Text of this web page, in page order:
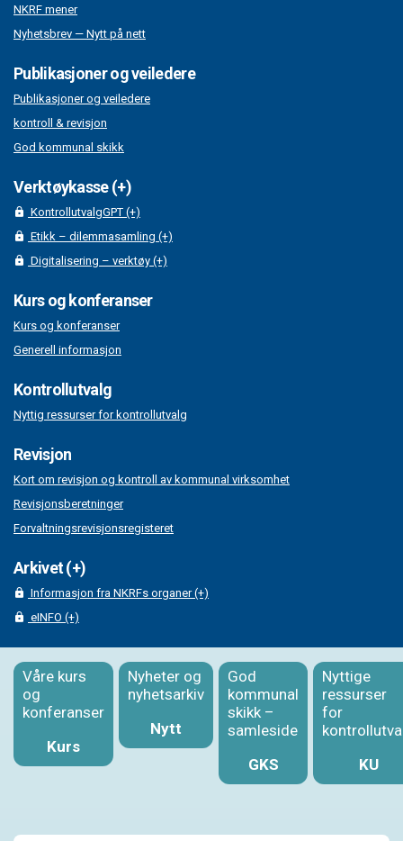
NKRF mener
Nyhetsbrev — Nytt på nett
Publikasjoner og veiledere
Publikasjoner og veiledere
kontroll & revisjon
God kommunal skikk
Verktøykasse (+)
KontrollutvalgGPT (+)
Etikk – dilemmasamling (+)
Digitalisering – verktøy (+)
Kurs og konferanser
Kurs og konferanser
Generell informasjon
Kontrollutvalg
Nyttig ressurser for kontrollutvalg
Revisjon
Kort om revisjon og kontroll av kommunal virksomhet
Revisjonsberetninger
Forvaltningsrevisjonsregisteret
Arkivet (+)
Informasjon fra NKRFs organer (+)
eINFO (+)
Våre kurs
og
konferanser
Kurs
Nyheter og
nyhetsarkiv
Nytt
God
kommunal
skikk –
samleside
GKS
Nyttige
ressurser
for
KU